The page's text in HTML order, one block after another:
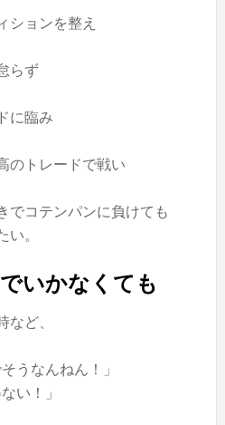
ションを整え
らず
に臨み
のトレードで戦い
でコテンパンに負けても
。
いかなくても
など、
うなんねん！」
い！」